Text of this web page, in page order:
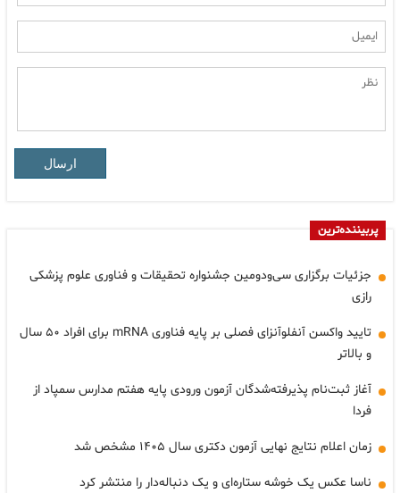
ارسال
پربیننده‌ترین
جزئیات برگزاری سی‌ودومین جشنواره تحقیقات و فناوری علوم پزشکی
رازی
تایید واکسن آنفلوآنزای فصلی بر پایه فناوری mRNA برای افراد ۵۰ سال
و بالاتر
آغاز ثبت‌نام پذیرفته‌شدگان آزمون ورودی پایه هفتم مدارس سمپاد از
فردا
زمان اعلام نتایج نهایی آزمون دکتری سال ۱۴۰۵ مشخص شد
ناسا عکس یک خوشه ستاره‌ای و یک دنباله‌دار را منتشر کرد